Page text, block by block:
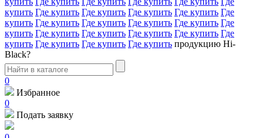
купить Где купить Где купить Где купить Где купить Где
купить Где купить Где купить Где купить Где купить Где
купить Где купить Где купить Где купить Где купить Где
купить Где купить Где купить Где купить продукцию Hi-
Black?
0
Избранное
0
Подать заявку